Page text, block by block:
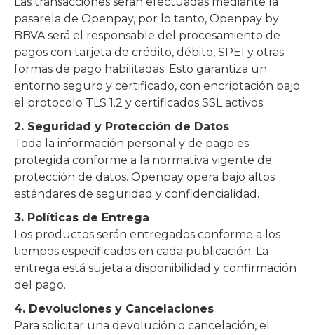
pasarela de Openpay, por lo tanto, Openpay by
BBVA será el responsable del procesamiento de
pagos con tarjeta de crédito, débito, SPEI y otras
formas de pago habilitadas. Esto garantiza un
entorno seguro y certificado, con encriptación bajo
el protocolo TLS 1.2 y certificados SSL activos.
2. Seguridad y Protección de Datos
Toda la información personal y de pago es
protegida conforme a la normativa vigente de
protección de datos. Openpay opera bajo altos
estándares de seguridad y confidencialidad.
3. Políticas de Entrega
Los productos serán entregados conforme a los
tiempos especificados en cada publicación. La
entrega está sujeta a disponibilidad y confirmación
del pago.
4. Devoluciones y Cancelaciones
Para solicitar una devolución o cancelación, el